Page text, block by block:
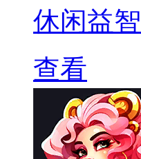
休闲益智
查看